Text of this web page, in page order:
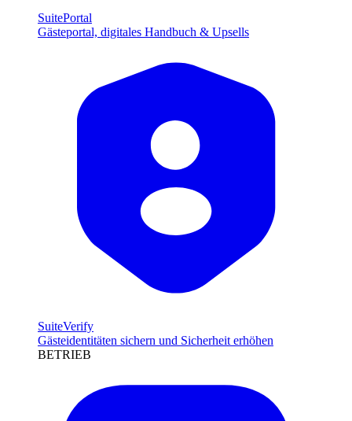
SuitePortal
Gästeportal, digitales Handbuch & Upsells
SuiteVerify
Gästeidentitäten sichern und Sicherheit erhöhen
BETRIEB